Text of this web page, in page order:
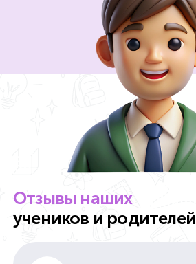
Отзывы наших
учеников и родителей